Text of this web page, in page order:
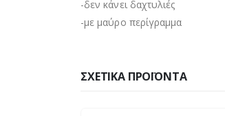
-δεν κάνει δαχτυλιές
-με μαύρο περίγραμμα
ΣΧΕΤΙΚΆ ΠΡΟΪΌΝΤΑ